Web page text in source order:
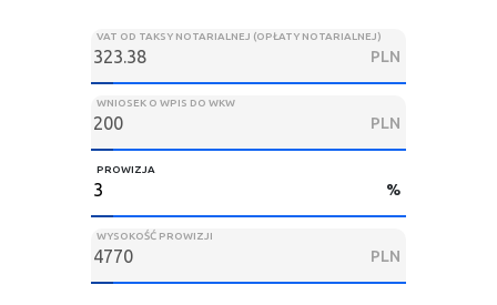
VAT OD TAKSY NOTARIALNEJ (OPŁATY NOTARIALNEJ)
PLN
WNIOSEK O WPIS DO WKW
PLN
PROWIZJA
%
WYSOKOŚĆ PROWIZJI
PLN